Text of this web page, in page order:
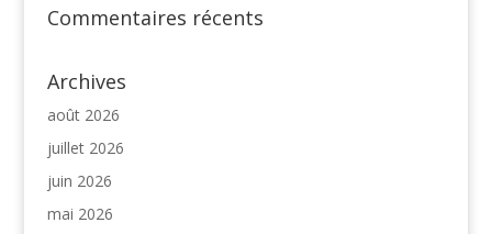
Commentaires récents
Archives
août 2026
juillet 2026
juin 2026
mai 2026